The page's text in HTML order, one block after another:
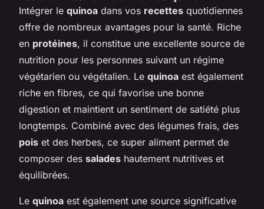
Intégrer le quinoa dans vos recettes quotidiennes
offre de nombreux avantages pour la santé. Riche
en protéines, il constitue une excellente source de
nutrition pour les personnes suivant un régime
végétarien ou végétalien. Le quinoa est également
riche en fibres, ce qui favorise une bonne
digestion et maintient un sentiment de satiété plus
longtemps. Combiné avec des légumes frais, des
pois et des herbes, ce super aliment permet de
composer des salades hautement nutritives et
équilibrées.
Le quinoa est également une source significative